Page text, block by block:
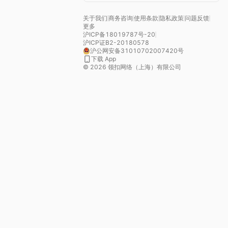
关于我们 商务咨询 使用条款 隐私政策 问题反馈
更多
沪ICP备18019787号-20
沪ICP证B2-20180578
沪公网安备31010702007420号
下载 App
© 2026 领扣网络（上海）有限公司